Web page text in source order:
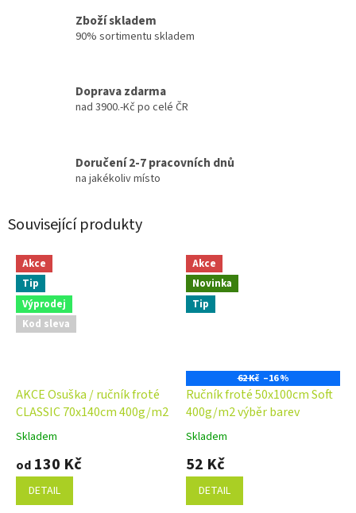
Zboží skladem
90% sortimentu skladem
Doprava zdarma
nad 3900.-Kč po celé ČR
Doručení 2-7 pracovních dnů
na jakékoliv místo
Související produkty
Akce
Tip
Výprodej
Kod sleva
AKCE Osuška / ručník froté
CLASSIC 70x140cm 400g/m2
Průměrné
produktu
4,9
Skladem
od 130 Kč
DETAIL
Akce
Novinka
Tip
62 Kč –16 %
Ručník froté 50x100cm Soft
400g/m2 výběr barev
Průměrné
hodnocení
produktu
4,9
Skladem
52 Kč
DETAIL